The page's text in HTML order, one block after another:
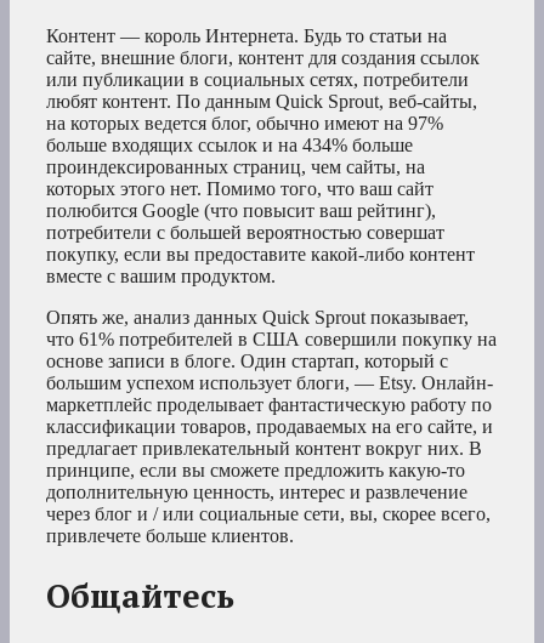
Контент — король Интернета. Будь то статьи на
сайте, внешние блоги, контент для создания ссылок
или публикации в социальных сетях, потребители
любят контент. По данным Quick Sprout, веб-сайты,
на которых ведется блог, обычно имеют на 97%
больше входящих ссылок и на 434% больше
проиндексированных страниц, чем сайты, на
которых этого нет. Помимо того, что ваш сайт
полюбится Google (что повысит ваш рейтинг),
потребители с большей вероятностью совершат
покупку, если вы предоставите какой-либо контент
вместе с вашим продуктом.
Опять же, анализ данных Quick Sprout показывает,
что 61% потребителей в США совершили покупку на
основе записи в блоге. Один стартап, который с
большим успехом использует блоги, — Etsy. Онлайн-
маркетплейс проделывает фантастическую работу по
классификации товаров, продаваемых на его сайте, и
предлагает привлекательный контент вокруг них. В
принципе, если вы сможете предложить какую-то
дополнительную ценность, интерес и развлечение
через блог и / или социальные сети, вы, скорее всего,
привлечете больше клиентов.
Общайтесь